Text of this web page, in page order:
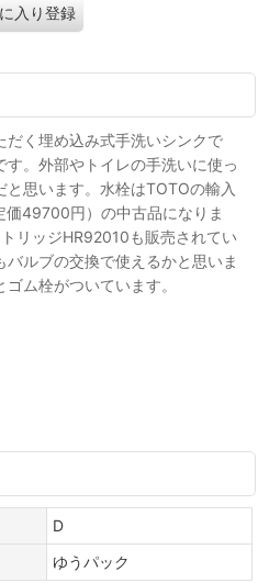
入り登録
だく埋め込み式手洗いシンクで
。外部やトイレの手洗いに使っ
思います。水栓はTOTOの輸入
価49700円）の中古品になりま
リッジHR92010も販売されてい
ルブの交換で使えるかと思いま
ム栓がついています。
D
ゆうパック